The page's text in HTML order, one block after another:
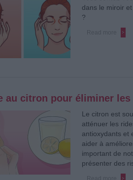
dans le miroir
?
au citron pour éliminer
Le citron est
atténuer les
antioxydants et
aider à
important de
présenter des